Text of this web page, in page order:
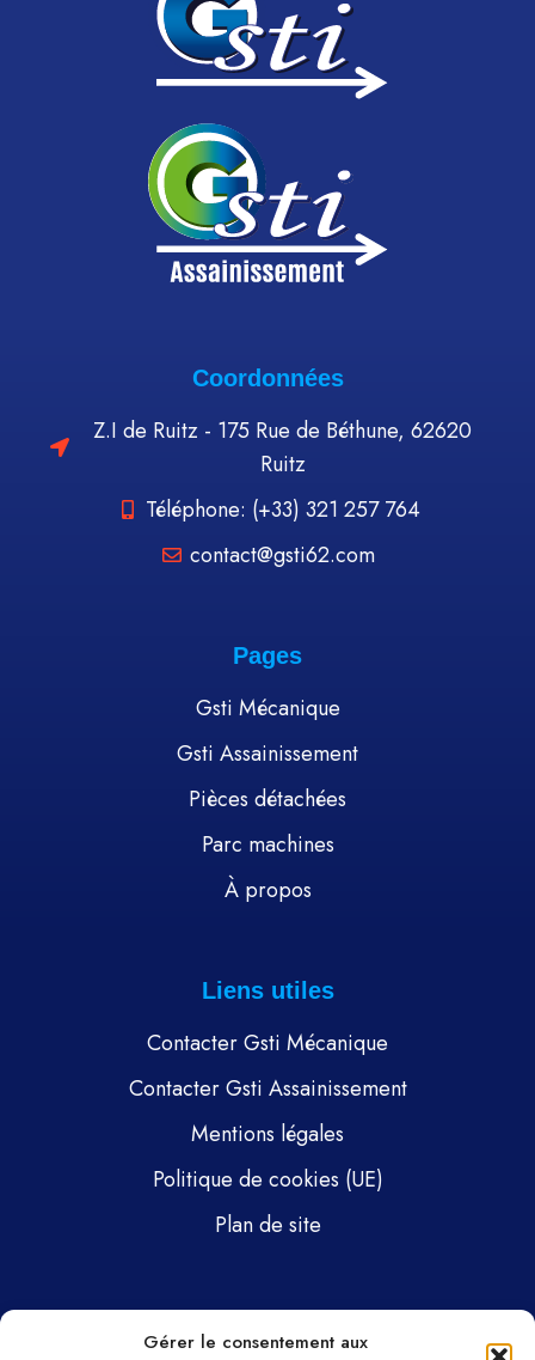
Gérer le consentement aux
Coordonnées
Z.I de Ruitz - 175 Rue de Béthune, 62620
Ruitz
Téléphone: (+33) 321 257 764
contact@gsti62.com
Pages
Gsti Mécanique
Gsti Assainissement
Pièces détachées
Parc machines
À propos
Liens utiles
Contacter Gsti Mécanique
Contacter Gsti Assainissement
Mentions légales
Politique de cookies (UE)
Plan de site